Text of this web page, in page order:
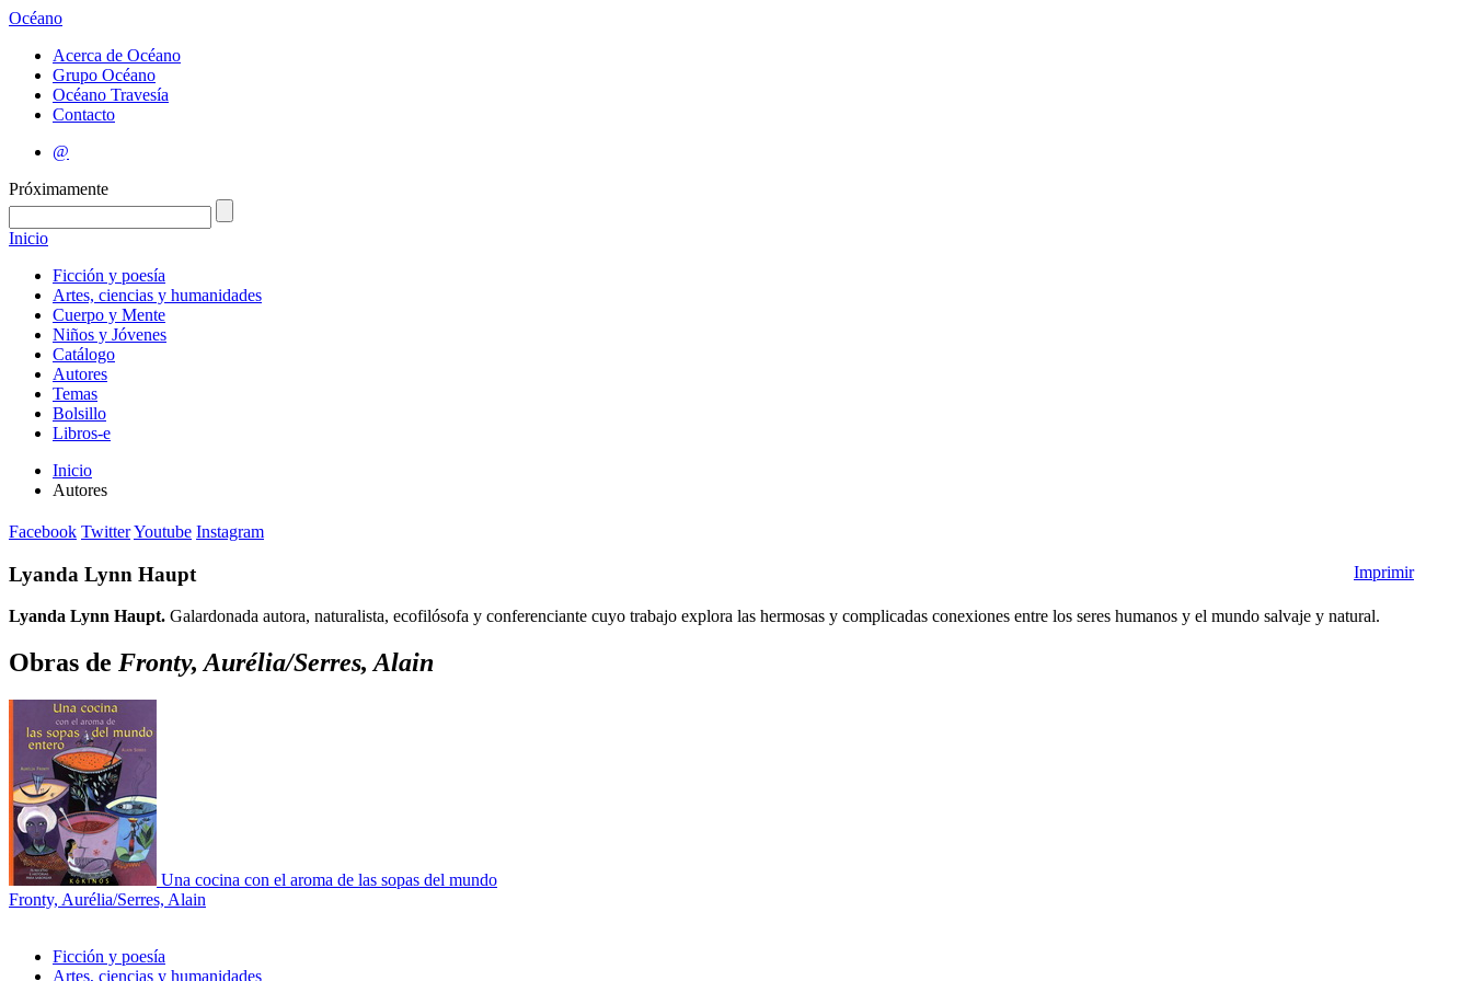
Océano
Acerca de Océano
Grupo Océano
Océano Travesía
Contacto
@
Próximamente
Inicio
Ficción y poesía
Artes, ciencias y humanidades
Cuerpo y Mente
Niños y Jóvenes
Catálogo
Autores
Temas
Bolsillo
Libros-e
Inicio
Autores
Facebook TwitterYoutube Instagram
Imprimir
Lyanda Lynn Haupt
Lyanda Lynn Haupt. Galardonada autora, naturalista, ecofilósofa y conferenciante cuyo trabajo explora las hermosas y complicadas conexiones entre los seres humanos y el mundo salvaje y natural.
Obras de Fronty, Aurélia/Serres, Alain
Una cocina con el aroma de las sopas del mundo
Fronty, Aurélia/Serres, Alain
Ficción y poesía
Artes, ciencias y humanidades